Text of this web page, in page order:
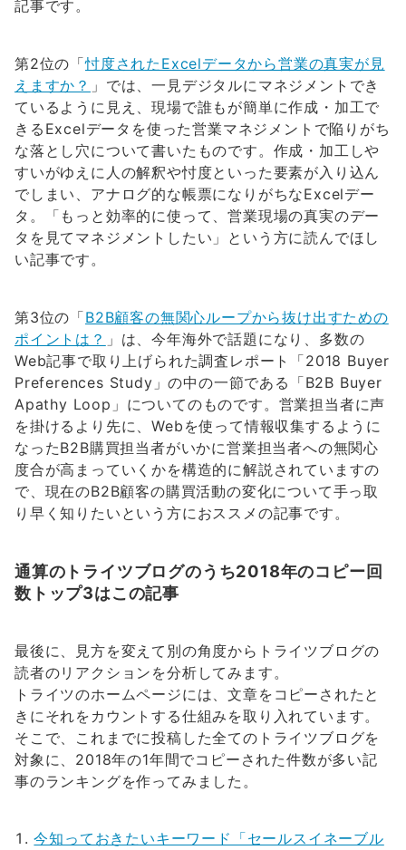
記事です。
第2位の「忖度されたExcelデータから営業の真実が見
えますか？ 」では、一見デジタルにマネジメントでき
ているように見え、現場で誰もが簡単に作成・加工で
きるExcelデータを使った営業マネジメントで陥りがち
な落とし穴について書いたものです。作成・加工しや
すいがゆえに人の解釈や忖度といった要素が入り込ん
でしまい、アナログ的な帳票になりがちなExcelデー
タ。「もっと効率的に使って、営業現場の真実のデー
タを見てマネジメントしたい」という方に読んでほし
い記事です。
第3位の「B2B顧客の無関心ループから抜け出すための
ポイントは？ 」は、今年海外で話題になり、多数の
Web記事で取り上げられた調査レポート「2018 Buyer
Preferences Study」の中の一節である「B2B Buyer
Apathy Loop」についてのものです。営業担当者に声
を掛けるより先に、Webを使って情報収集するように
なったB2B購買担当者がいかに営業担当者への無関心
度合が高まっていくかを構造的に解説されていますの
で、現在のB2B顧客の購買活動の変化について手っ取
り早く知りたいという方におススメの記事です。
通算のトライツブログのうち2018年のコピー回
数トップ3はこの記事
最後に、見方を変えて別の角度からトライツブログの
読者のリアクションを分析してみます。
トライツのホームページには、文章をコピーされたと
きにそれをカウントする仕組みを取り入れています。
そこで、これまでに投稿した全てのトライツブログを
対象に、2018年の1年間でコピーされた件数が多い記
事のランキングを作ってみました。
今知っておきたいキーワード「セールスイネーブル